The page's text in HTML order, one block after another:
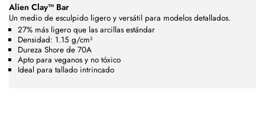
Alien Clay™ Bar
Un medio de esculpido ligero y versátil para modelos detallados.
27% más ligero que las arcillas estándar
Densidad: 1.15 g/cm³
Dureza Shore de 70A
Apto para veganos y no tóxico
Ideal para tallado intrincado